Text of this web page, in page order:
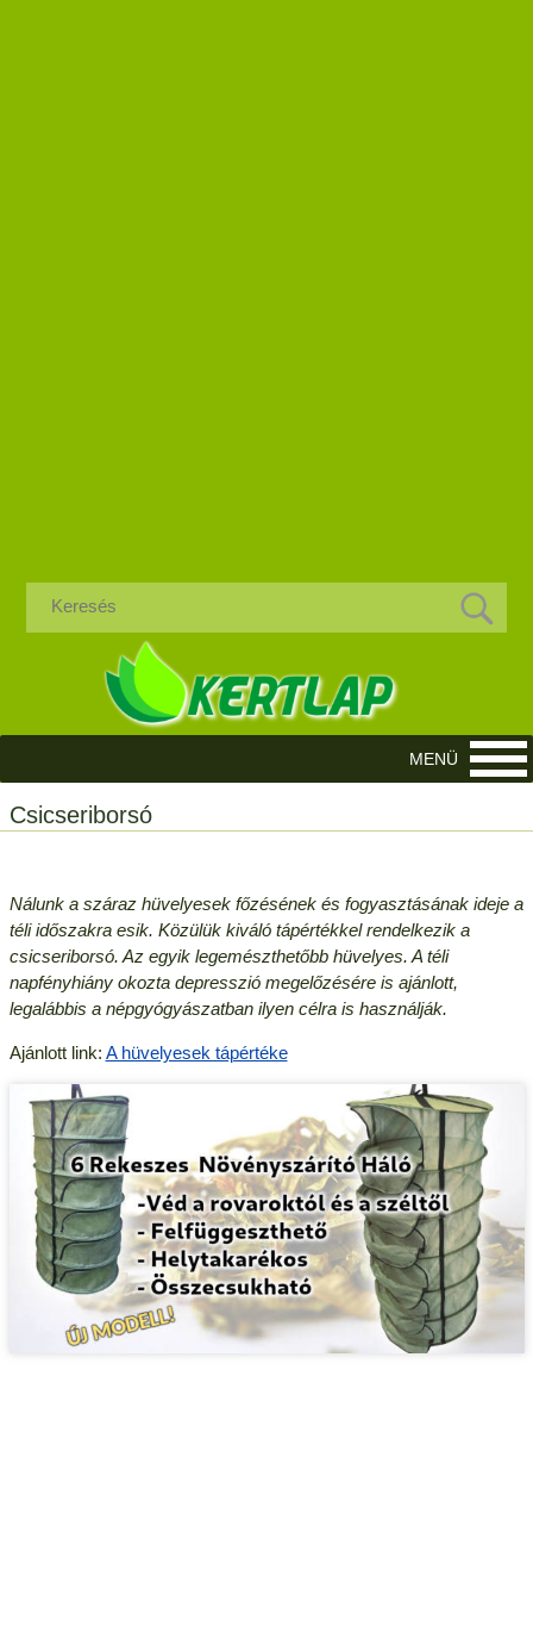
Csicseriborsó
Nálunk a száraz hüvelyesek főzésének és fogyasztásának ideje a
téli időszakra esik. Közülük kiváló tápértékkel rendelkezik a
csicseriborsó. Az egyik legemészthetőbb hüvelyes. A téli
napfényhiány okozta depresszió megelőzésére is ajánlott,
legalábbis a népgyógyászatban ilyen célra is használják.
Ajánlott link: A hüvelyesek tápértéke